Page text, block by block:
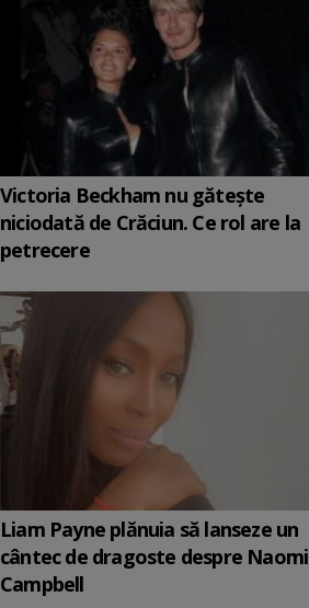
Victoria Beckham nu gătește
niciodată de Crăciun. Ce rol are la
petrecere
Liam Payne plănuia să lanseze un
cântec de dragoste despre Naomi
Campbell